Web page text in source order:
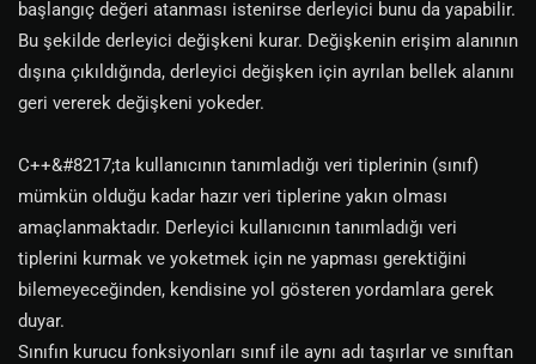
z4(); // () operatörüne ilişkin fonksiyon canlanır
başlangıç değeri atanması istenirse derleyici bunu da yapabilir.
Bu şekilde derleyici değişkeni kurar. Değişkenin erişim alanının
dışına çıkıldığında, derleyici değişken için ayrılan bellek alanını
geri vererek değişkeni yokeder.
C++&#8217;ta kullanıcının tanımladığı veri tiplerinin (sınıf)
mümkün olduğu kadar hazır veri tiplerine yakın olması
amaçlanmaktadır. Derleyici kullanıcının tanımladığı veri
tiplerini kurmak ve yoketmek için ne yapması gerektiğini
bilemeyeceğinden, kendisine yol gösteren yordamlara gerek
duyar.
Sınıfın kurucu fonksiyonları sınıf ile aynı adı taşırlar ve sınıftan